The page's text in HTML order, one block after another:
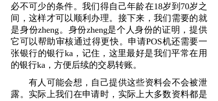
必不可少的条件。我们得自己年龄在18岁到70岁之
间，这样才可以顺利办理。接下来，我们需要的就
是身份zheng。身份zheng是个人身份的证明，提供
它可以帮助审核通过得更快。申请POS机还需要一
张银行的银行ka，记住，这里最好是我们平常在用
的银行ka，方便后续的交易转账。
有人可能会想，自己提供这些资料会不会被泄
露。实际上我们在申请时，实际上大多数资料都是